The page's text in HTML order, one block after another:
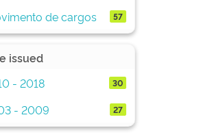
de cargos 57
issued
- 2018
30
- 2009 27